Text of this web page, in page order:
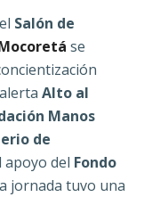
Salón de
se
Alto al
Manos
de
apoyo del Fondo
jornada tuvo una